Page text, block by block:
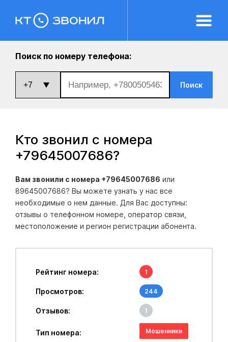
Поиск по номеру телефона:
Поиск
Кто звонил с номера
+79645007686?
Вам звонили с номера +79645007686 или
89645007686? Вы можете узнать у нас все
необходимые о нем данные. Для Вас доступны:
отзывы о телефонном номере, оператор связи,
местоположение и регион регистрации абонента.
Рейтинг номера: 1
Просмотров: 244
Отзывов: 1
Тип номера: Мошенники